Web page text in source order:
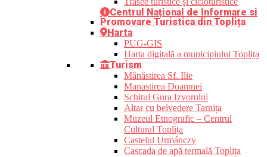
Centrul Național de Informare si
Promovare Turistica din Toplița
Harta
PUG-GIS
Harta digitală a municipiului Toplița
Turism
Mânăstirea Sf. Ilie
Manastirea Doamnei
Schitul Gura Izvorului
Altar cu belvedere Tarnița
Muzeul Etnografic – Centrul
Cultural Toplița
Castelul Urmánczy
Cascada de apă termală Toplița